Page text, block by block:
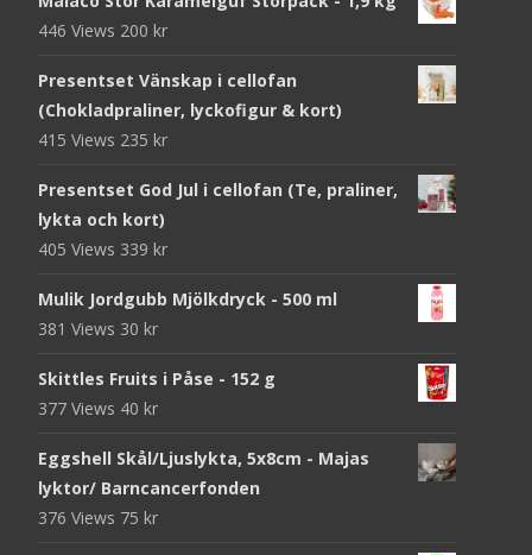
446 Views 200 kr
Presentset Vänskap i cellofan
(Chokladpraliner, lyckofigur & kort)
415 Views 235 kr
Presentset God Jul i cellofan (Te, praliner,
lykta och kort)
405 Views 339 kr
Mulik Jordgubb Mjölkdryck - 500 ml
381 Views 30 kr
Skittles Fruits i Påse - 152 g
377 Views 40 kr
Eggshell Skål/Ljuslykta, 5x8cm - Majas
lyktor/ Barncancerfonden
376 Views 75 kr